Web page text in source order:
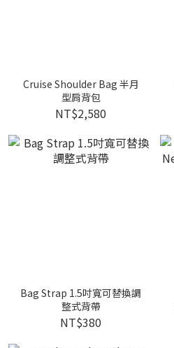
Cruise Shoulder Bag 半月
型肩背包
NT$2,580
Bag Strap 1.5吋寬可替換調
整式背帶
NT$380